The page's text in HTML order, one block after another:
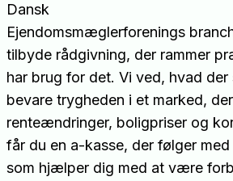
Dansk
Ejendomsmæglerforenings
tilbyde rådgivning, der rammer
har brug for det. Vi ved, hvad
bevare trygheden i et marked,
renteændringer, boligpriser og
får du en a-kasse, der følger
som hjælper dig med at være